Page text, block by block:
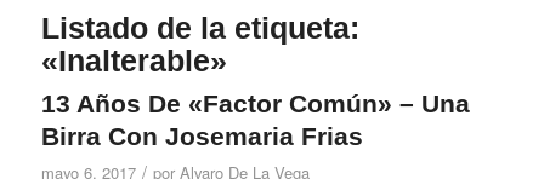
Listado de la etiqueta:
«Inalterable»
13 Años De «Factor Común» – Una
Birra Con Josemaria Frias
mayo 6, 2017 / por Alvaro De La Vega